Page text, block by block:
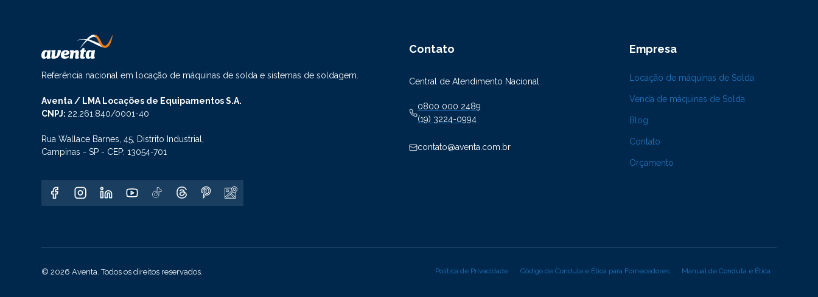
Referência nacional em locação de máquinas de solda e sistemas de soldagem.
Aventa / LMA Locações de Equipamentos S.A.
CNPJ: 22.261.840/0001-40
Rua Wallace Barnes, 45, Distrito Industrial,
Campinas - SP - CEP: 13054-701
Contato
Central de Atendimento Nacional
0800 000 2489
(19) 3224-0994
contato@aventa.com.br
Empresa
Locação de máquinas de Solda
Venda de máquinas de Solda
Blog
Contato
Orçamento
© 2026 Aventa. Todos os direitos reservados. Política de Privacidade Código de Conduta e Ética para Fornecedores Manual de Conduta e Ética